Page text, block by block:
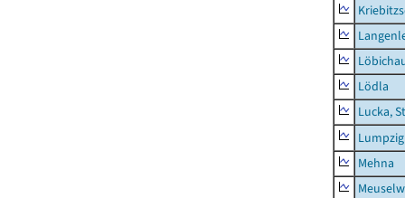
Lödla
Lucka,
Lumpzig
Mehna